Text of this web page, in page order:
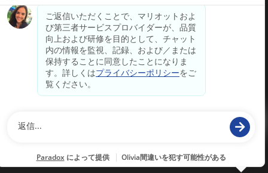
著作権はすべて留保されます。マリオットの独自情報
paradox.ai